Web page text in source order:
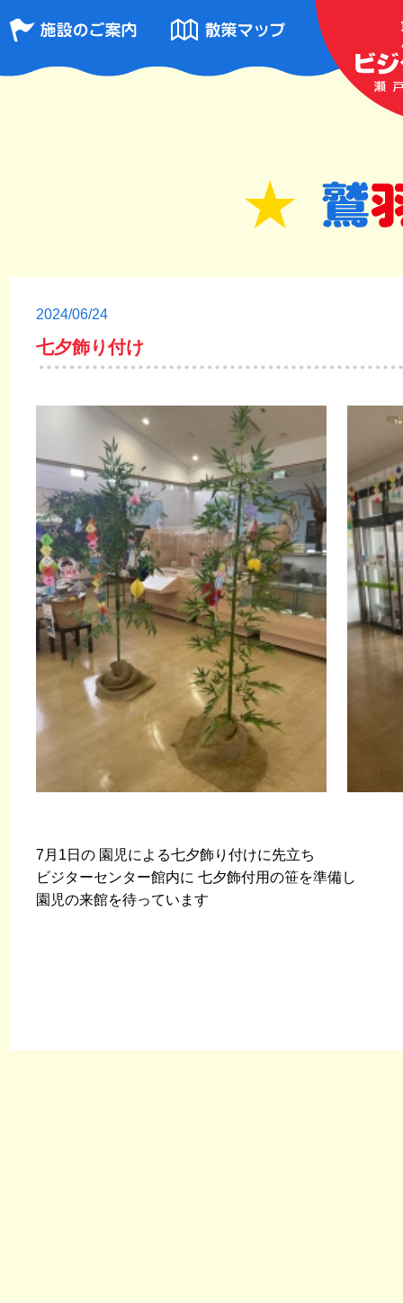
2024/06/24
七夕飾り付け
7月1日の 園児による七夕飾り付けに先立ち
ビジターセンター館内に 七夕飾付用の笹を準備し
園児の来館を待っています